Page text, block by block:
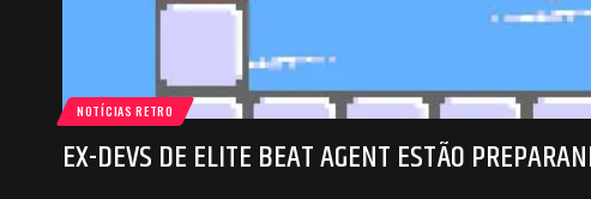
NOTÍCIAS RETRO
EX-DEVS DE ELITE BEAT AGENT ESTÃO